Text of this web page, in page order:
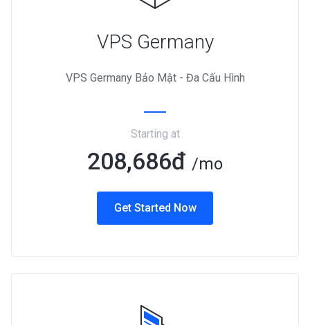
VPS Germany
VPS Germany Bảo Mật - Đa Cấu Hình
Starting at
208,686đ /mo
Get Started Now